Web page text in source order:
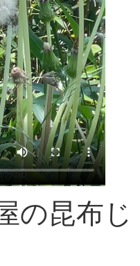
の昆布じ